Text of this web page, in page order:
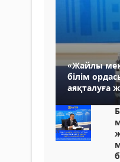
«Жайлы
білім
аяқталуға